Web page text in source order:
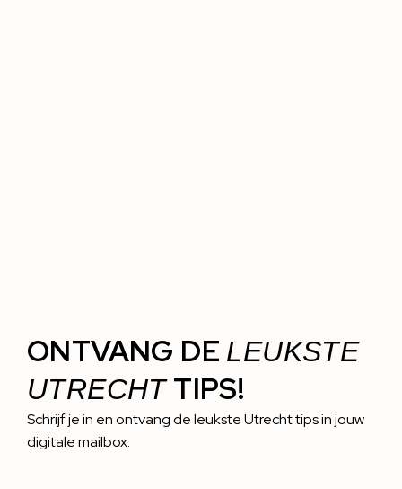
ONTVANG DE LEUKSTE
UTRECHTTIPS!
Schrijf je in en ontvang de leukste Utrecht tips in jouw
digitale mailbox.